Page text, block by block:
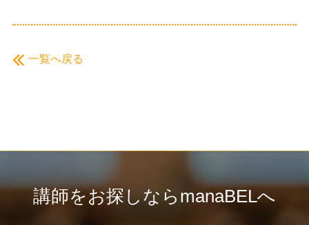
一覧へ戻る
講師をお探しならmanaBELへ